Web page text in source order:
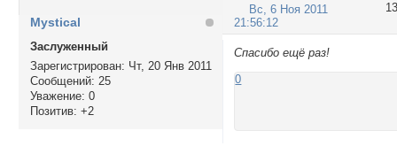
13
Вс, 6 Ноя 2011
21:56:12
Mystical
Заслуженный
Зарегистрирован: Чт, 20 Янв 2011
Сообщений: 25
Уважение: 0
Позитив: +2
Спасибо ещё раз!
0